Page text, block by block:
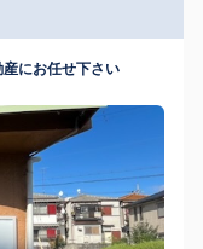
にお任せ下さい